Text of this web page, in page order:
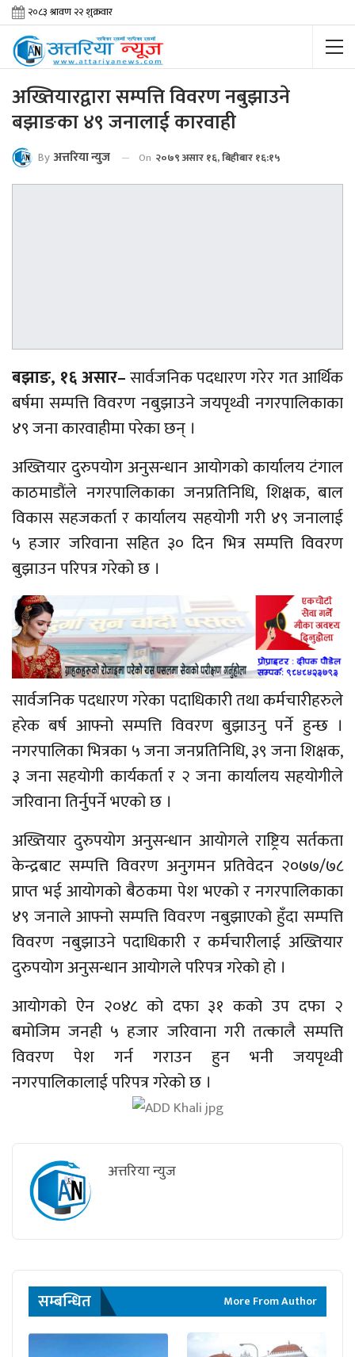
अख्तियारद्वारा सम्पत्ति विवरण नबुझाउने
बझाङका ४९ जनालाई कारवाही
By अत्तरिया न्युज On २०७९ असार १६, बिहीबार १६:१५
बझाङ, १६ असार–सार्वजनिक पदधारण गरेर गत आर्थिक
बर्षमा सम्पत्ति विवरण नबुझाउने जयपृथ्वी नगरपालिकाका
४९ जना कारवाहीमा परेका छन् ।
अख्तियार दुरुपयोग अनुसन्धान आयोगको कार्यालय टंगाल
काठमाडौंले नगरपालिकाका जनप्रतिनिधि, शिक्षक, बाल
विकास सहजकर्ता र कार्यालय सहयोगी गरी ४९ जनालाई
५ हजार जरिवाना सहित ३० दिन भित्र सम्पत्ति विवरण
बुझाउन परिपत्र गरेको छ ।
सार्वजनिक पदधारण गरेका पदाधिकारी तथा कर्मचारीहरुले
हरेक बर्ष आफ्नो सम्पत्ति विवरण बुझाउनु पर्ने हुन्छ ।
नगरपालिका भित्रका ५ जना जनप्रतिनिधि, ३९ जना शिक्षक,
३ जना सहयोगी कार्यकर्ता र २ जना कार्यालय सहयोगीले
जरिवाना तिर्नुपर्ने भएको छ ।
अख्तियार दुरुपयोग अनुसन्धान आयोगले राष्ट्रिय सर्तकता
केन्द्रबाट सम्पत्ति विवरण अनुगमन प्रतिवेदन २०७७/७८
प्राप्त भई आयोगको बैठकमा पेश भएको र नगरपालिकाका
४९ जनाले आफ्नो सम्पत्ति विवरण नबुझाएको हुँदा सम्पत्ति
विवरण नबुझाउने पदाधिकारी र कर्मचारीलाई अख्तियार
दुरुपयोग अनुसन्धान आयोगले परिपत्र गरेको हो ।
आयोगको ऐन २०४८ को दफा ३१ कको उप दफा २
बमोजिम जनही ५ हजार जरिवाना गरी तत्कालै सम्पत्ति
विवरण पेश गर्न गराउन हुन भनी जयपृथ्वी
नगरपालिकालाई परिपत्र गरेको छ ।
अत्तरिया न्युज
सम्बन्धित More From Author